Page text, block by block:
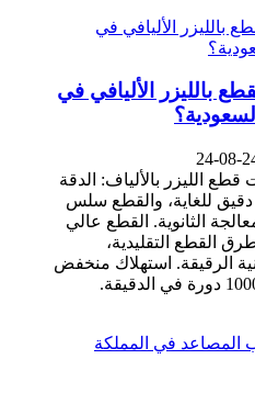
بالليزر الأليافي في
قطع الليزر بالألياف: الدقة
دقيق للغاية، والقطع سلس
الثانوية. القطع عالي
القطع التقليدية،
الرقيقة. استهلاك منخفض